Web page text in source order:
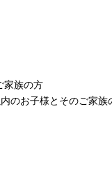
族の方
のお子様とそのご家族